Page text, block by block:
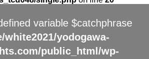
variable $catchphrase
white2021/yodogawa-
public_html/wp-